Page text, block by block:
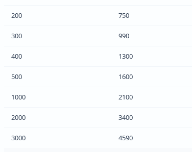
200 750
300 990
400 1300
500 1600
1000 2100
2000 3400
3000 4590